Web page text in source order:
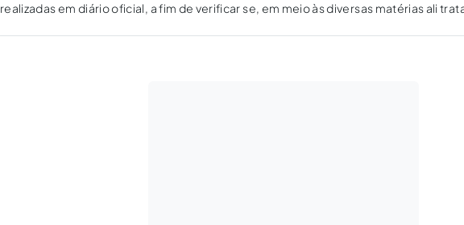
realizadas em diário oficial, a fim de verificar se, em meio às diversas matérias ali